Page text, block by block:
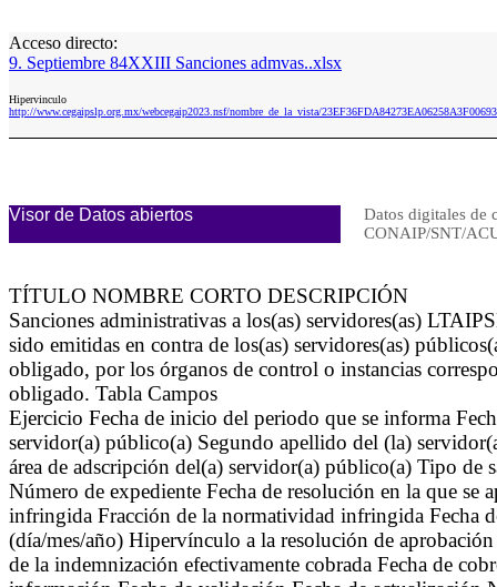
Acceso directo:
9. Septiembre 84XXIII Sanciones admvas..xlsx
Hipervinculo
http://www.cegaipslp.org.mx/webcegaip2023.nsf/nombre_de_la_vista/
Visor de Datos abiertos
Datos digitales de
CONAIP/SNT/
TÍTULO NOMBRE CORTO DESCRIPCIÓN
Sanciones administrativas a los(as) servidores(as)
sido emitidas en contra de los(as) servidores(as)
obligado, por los órganos de control o instancias
obligado. Tabla Campos
Ejercicio Fecha de inicio del periodo que se informa
servidor(a) público(a) Segundo apellido del (la)
área de adscripción del(a) servidor(a) público(a) Tipo
Número de expediente Fecha de resolución en la que
infringida Fracción de la normatividad infringida Fecha
(día/mes/año) Hipervínculo a la resolución de
de la indemnización efectivamente cobrada Fecha de